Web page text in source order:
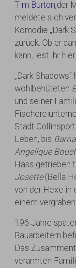
Tim Burton,der
meldete sich
Komödie „Dark
zurück. Ob er
kann, lest ihr hier.
„Dark
wohlbehüteten
und seiner
Stadt
Leben, bis
Angelique
Hass getrieben
Josette(Bella
von der Hexe in
einem
196 Jahre
Bauarbeitern
Das
verarmten